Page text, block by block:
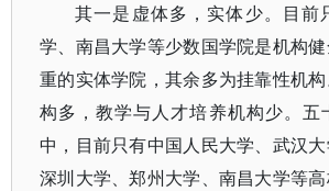
其一是虚体多，实体少。目前
学、南昌大学等少数国学院是机构
重的实体学院，其余多为挂靠性机
构多，教学与人才培养机构少。五
中，目前只有中国人民大学、武汉大
深圳大学、郑州大学、南昌大学等